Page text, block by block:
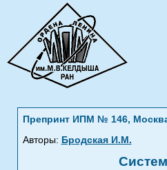
Препринт ИПМ № 146,
Авторы: Бродская И.М.